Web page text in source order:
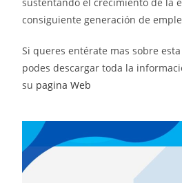
sustentando el crecimiento de la
consiguiente generación de
Si queres entérate mas sobre
podes descargar toda la
su pagina Web